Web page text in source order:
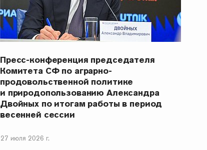
Пресс-конференция председателя
Комитета СФ по аграрно-
продовольственной политике
и природопользованию Александра
Двойных по итогам работы в период
весенней сессии
27 июля 2026 г.